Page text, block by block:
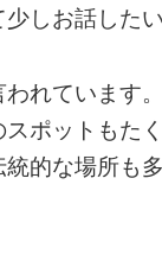
しお話したい
れています。
ポットもた
的な場所も